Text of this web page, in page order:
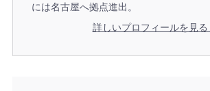
には名古屋へ拠点進出。
詳しいプロフィールを見る